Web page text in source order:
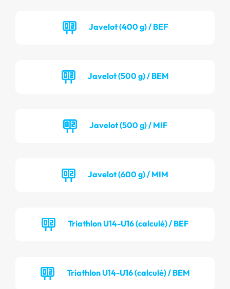
Javelot (400 g) / BEF
Javelot (500 g) / BEM
Javelot (500 g) / MIF
Javelot (600 g) / MIM
Triathlon U14-U16 (calculé) / BEF
Triathlon U14-U16 (calculé) / BEM